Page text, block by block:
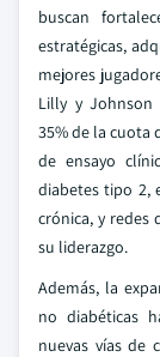
buscan
estratégicas,
mejores
Lilly y Johnson
35% de la cuota
de ensayo
diabetes tipo 2,
crónica, y redes
su liderazgo.
Además, la
no diabéticas
nuevas vías de